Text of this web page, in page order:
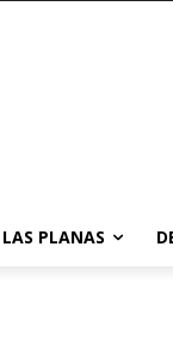
LAS PLANAS